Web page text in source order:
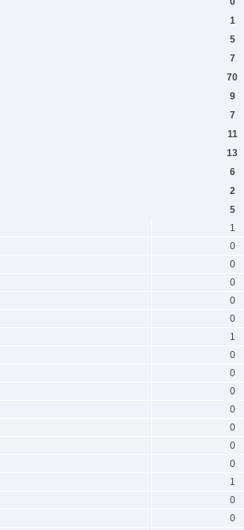
1
5
7
70
9
7
11
13
6
2
5
1
0
0
0
0
0
1
0
0
0
0
0
0
0
1
0
0